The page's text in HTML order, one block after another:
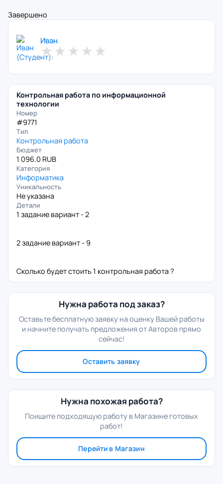
Завершено
Иван
★ ★ ★ ★ ★
Контрольная работа по информационной
технологии
Номер
#9771
Тип
Контрольная работа
Бюджет
1 096.0 RUB
Категория
Информатика
Уникальность
Не указана
Детали
1 задание вариант - 2
2 задание вариант - 9
Сколько будет стоить 1 контрольная работа ?
Нужна работа под заказ?
Оставьте бесплатную заявку на оценку Вашей работы
и начните получать предложения от Авторов прямо
сейчас!
Оставить заявку
Нужна похожая работа?
Поищите подходящую работу в Магазине готовых
работ!
Перейти в Магазин